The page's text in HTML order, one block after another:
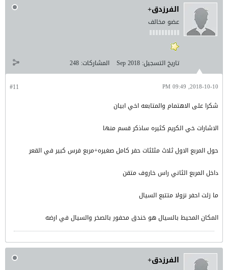
الفرزدق+
عضو مخالف
تاريخ التسجيل: Sep 2018 المشاركات: 248
#11 2018-10-10, 09:49 PM
شكرا على الاهتمام والمتابعه اخي ابيان
الاشارات خي الكريم كثيره ساذكر قسم منها
حول المربع الاول ثلاث مثلثات حفر كامل صغيره+مربع فرس كبير في القعر
داخل المربع الثاني راس خاروف متقن
ما زلت احفر نزولا متتبع السيال
المكان المحيط بالسيال هو خندق محفور بالصخر والسيال في ارضه
الفرزدق+